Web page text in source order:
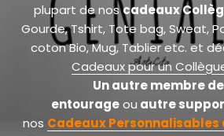
plupart de noscadeaux
Gourde, Tshirt, Tote bag, Sweat,
coton Bio, Mug, Tablier etc. et
Cadeaux pour un
Un autre membre
entourageou autre
nos Cadeaux Personnalisables